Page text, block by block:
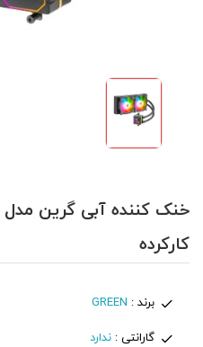
کارکرده
برند : GREEN
گارانتی :ندارد